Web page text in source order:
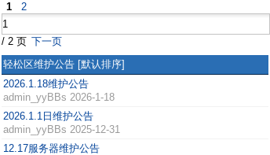
1 2
/ 2 页 下一页
轻松区维护公告 [默认排序]
2026.1.18维护公告
admin_yyBBs 2026-1-18
2026.1.1日维护公告
admin_yyBBs 2025-12-31
12.17服务器维护公告